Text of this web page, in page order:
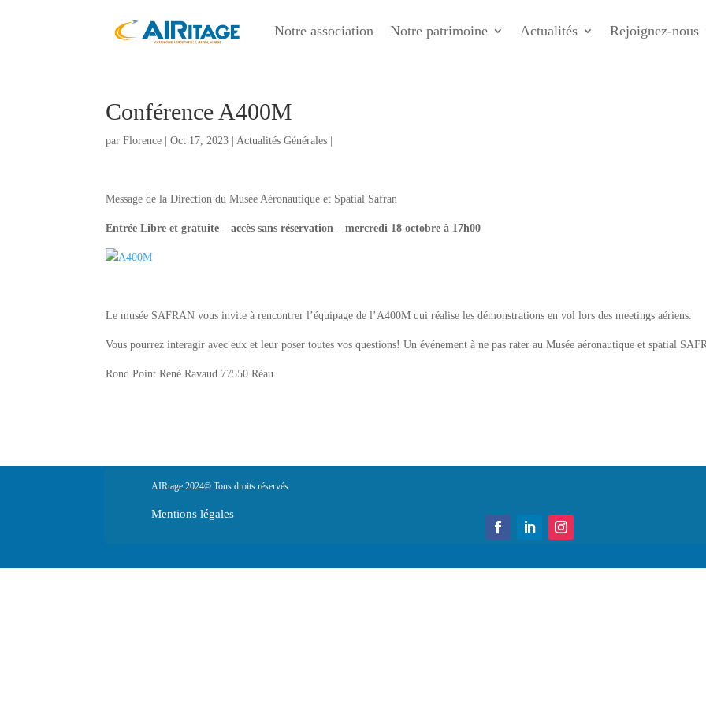
Notre association Notre patrimoine Actualités Rejoignez-nous
Conférence A400M
parFlorence |Oct 17, 2023 |Actualités Générales
Message de la Direction du Musée Aéronautique et Spatial Safran
Entrée Libre et gratuite – accès sans réservation – mercredi 18 octobre à 17h00
Le musée SAFRAN vous invite à rencontrer l’équipage de l’A400M qui réalise les démonstrations en vol lors des meetings aériens.
Vous pourrez interagir avec eux et leur poser toutes vos questions! Un événement à ne pas rater au Musée aéronautique et spatial
Rond Point René Ravaud 77550 Réau
AIRtage 2024© Tous droits réservés
Mentions légales